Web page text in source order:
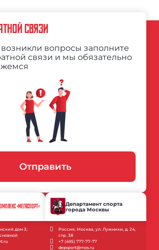
СВЯЗИ
возникли вопросы заполните
связи и мы обязательно
Отправить
«МЕГАСПОРТ»
дом 3;
Департамент спорта
города Москвы
Россия, Москва, ул. Лужники, д. 24,
стр. 38
+7 (495) 777-77-77
depsport@mos.ru